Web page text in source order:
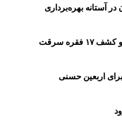
آستانه بهره‌برداری
اربعین حسنی